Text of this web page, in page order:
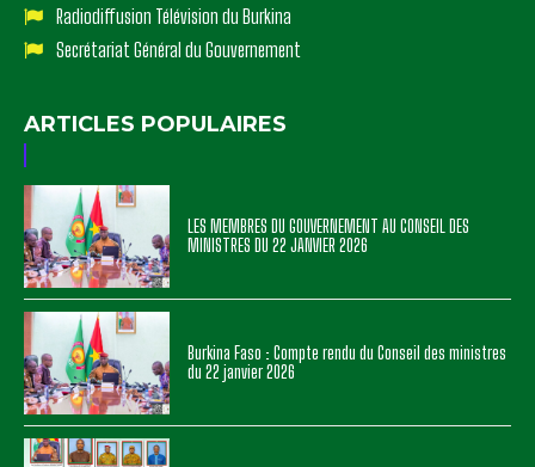
Radiodiffusion Télévision du Burkina
Secrétariat Général du Gouvernement
ARTICLES POPULAIRES
LES MEMBRES DU GOUVERNEMENT AU CONSEIL DES
MINISTRES DU 22 JANVIER 2026
Burkina Faso : Compte rendu du Conseil des ministres
du 22 janvier 2026